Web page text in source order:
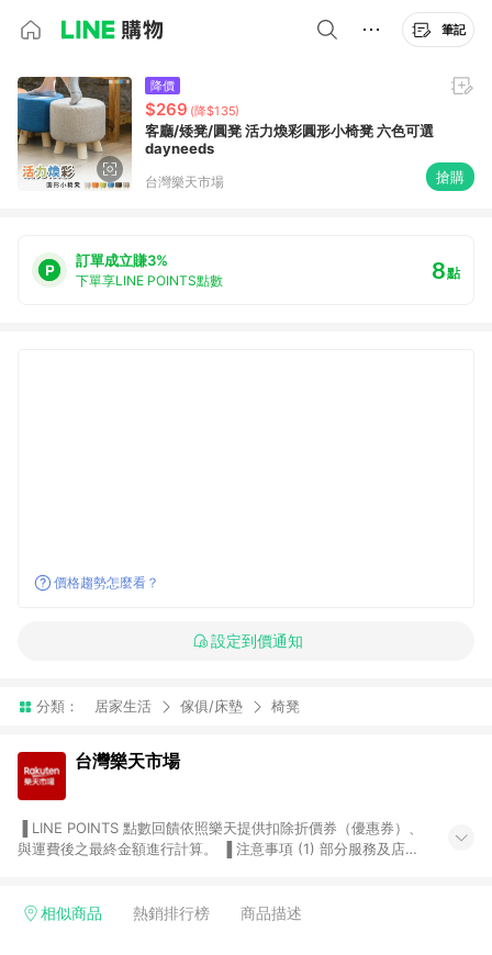
筆記
降價
$269 (降$135)
客廳/矮凳/圓凳 活力煥彩圓形小椅凳 六色可選
dayneeds
台灣樂天市場 搶購
訂單成立賺3%
下單享LINE POINTS點數 8點
價格趨勢怎麼看？
設定到價通知
分類： 居家生活 傢俱/床墊 椅凳
台灣樂天市場
與運費後之最終金額進行計算。 ▐ 注意事項 (1) 部分服務及店家
Smart mobile、神腦生活、JS巨盛、樂天KOBO電子書，請詳閱
相似商品 熱銷排行榜 商品描述